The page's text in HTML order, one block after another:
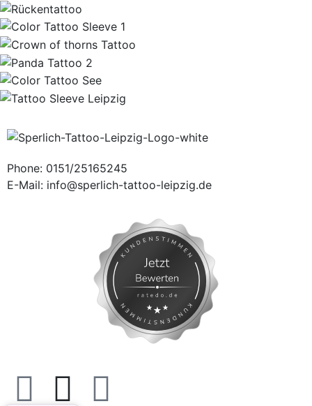
Phone: 0151/25165245
E-Mail: info@sperlich-tattoo-leipzig.de